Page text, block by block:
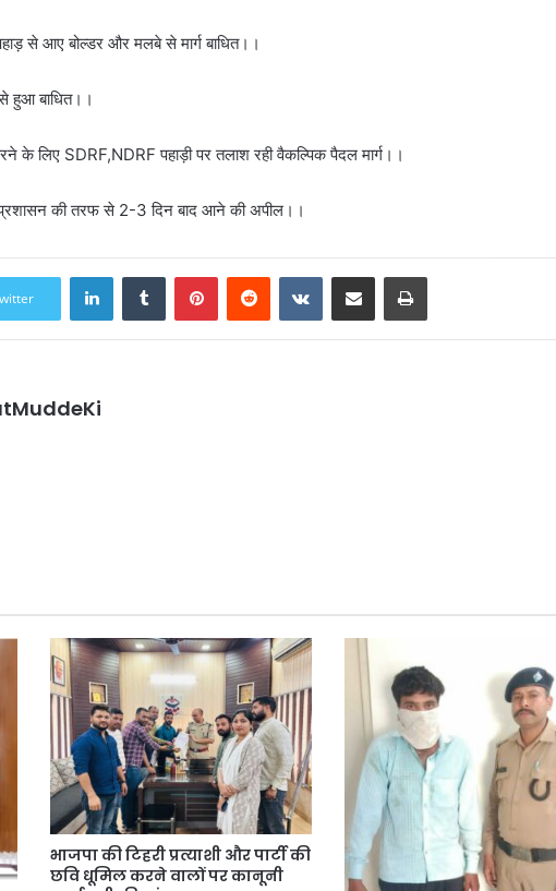
से आए बोल्डर और मलबे से मार्ग बाधित।।
हुआ बाधित।।
के लिए SDRF,NDRF पहाड़ी पर तलाश रही वैकल्पिक पैदल मार्ग।।
प्रशासन की तरफ से 2-3 दिन बाद आने की अपील।।
LinkedInTumblr PinterestReddit VKontakteShare via Email Print
भाजपा की टिहरी प्रत्याशी और पार्टी की
छवि धूमिल करने वालों पर कानूनी